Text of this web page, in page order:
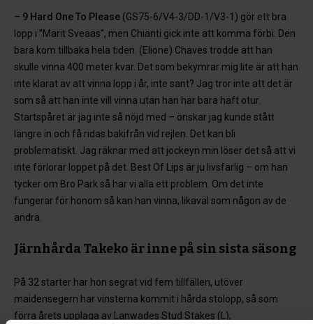
– 9 Hard One To Please (GS75-6/V4-3/DD-1/V3-1) gör ett bra
lopp i ”Marit Sveaas”, men Chianti gick inte att komma förbi. Den
bara kom tillbaka hela tiden. (Elione) Chaves trodde att han
skulle vinna 400 meter kvar. Det som bekymrar mig lite är att han
inte klarat av att vinna lopp i år, inte sant? Jag tror inte att det är
som så att han inte vill vinna utan han har bara haft otur.
Startspåret är jag inte så nöjd med – önskar jag kunde stått
längre in och få ridas bakifrån vid rejlen. Det kan bli
problematiskt. Jag räknar med att jockeyn min löser det så att vi
inte förlorar loppet på det. Best Of Lips är ju livsfarlig – om han
tycker om Bro Park så har vi alla ett problem. Om det inte
fungerar för honom så kan han vinna, likaväl som någon av de
andra.
Järnhårda Takeko är inne på sin sista säsong
På 32 starter har hon segrat vid fem tillfällen, utöver
maidensegern har vinsterna kommit i hårda stolopp, så som
förra årets upplaga av Lanwades Stud Stakes (L),